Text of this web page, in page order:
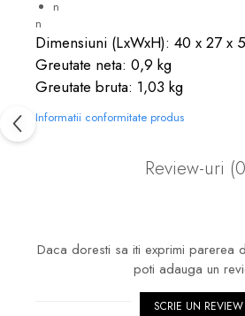
n
n
Dimensiuni (LxWxH): 40 x 27 x
Greutate neta: 0,9 kg
Greutate bruta: 1,03 kg
Informatii conformitate produs
Review-uri
Daca doresti sa iti exprimi parerea
poti adauga un
SCRIE UN REVIEW